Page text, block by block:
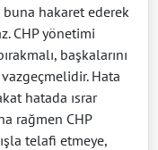
hakaret ederek
CHP yönetimi
başkalarını
Hata
hatada ısrar
rağmen CHP
telafi etmeye,